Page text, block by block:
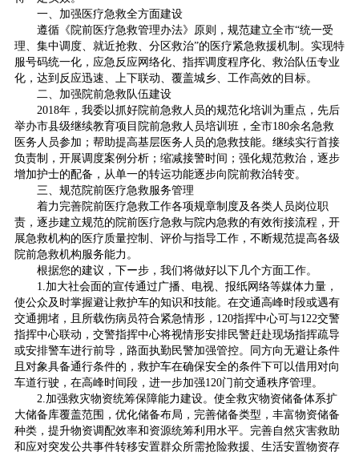
一、加强医疗急救全方面建设
遵循《院前医疗急救管理办法》原则，规范建立全市“统一受
理、集中调度、就近抢救、分区救治”的医疗紧急救援机制。实现特
服号码统一化，应急反应网络化、指挥调度程序化、救治队伍专业
化，达到反应迅速、上下联动、覆盖城乡、工作高效的目标。
二、加强院前急救队伍建设
2018年，我委以抓好院前急救人员的规范化培训为重点，先后
举办市县级继续教育项目院前急救人员培训班，全市180余名急救
医务人员参加；帮助提高基层医务人员的急救技能。继续实行首接
负责制，开展调度案例分析；缩减接警时间；强化规范救治，逐步
增加护士的配备，从单一的转运功能逐步向院前救治转变。
三、规范院前医疗急救服务管理
着力完善院前医疗急救工作各项规章制度及各类人员岗位职
责，逐步建立规范的院前医疗急救与院内急救的有效衔接流程，开
展急救机构的医疗质量控制、评价与指导工作，不断规范提高各级
院前急救机构服务能力。
根据您的建议，下ー步，我们将做好以下几个方面工作。
1.加大社会面的宣传通过广播、电视、报纸网络等媒体力量，
使公众及时掌握避让救护车的知识和技能。在交通高峰时段或遇有
交通拥堵，且所载伤病员符合紧急情形，120指挥中心可与122交警
指挥中心联动，交警指挥中心将视情形安排民警赶赴现场指挥疏导
或安排警车进行前导，路面执勤民警加强管控。同方向无避让条件
且对象具备通行条件的，救护车在确保安全的条件下可以借用对向
车道行驶，在高峰时间段，进一步加强120门前交通秩序管理。
2.加强救灾物资统筹保障能力建设。使全救灾物资储备体系扩
大储备库覆盖范围，优化储备布局，完善储备类型，丰富物资储备
种类，提升物资调配效率和资源统筹利用水平。完善自然灾害救助
和应对突发公共事件转移安置群众所需抢险救援、生活安置物资存